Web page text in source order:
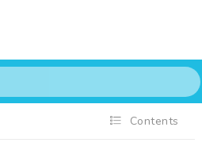
Contents